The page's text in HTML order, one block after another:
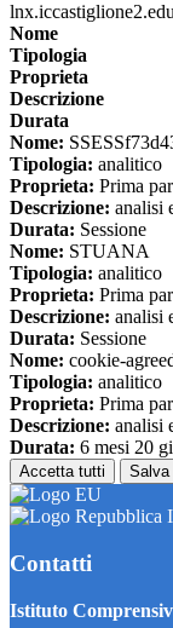
Nome
Tipologia
Proprieta
Descrizione
Durata
Nome:
Tipologia: analitico
Proprieta: Prima
Descrizione: analisi
Durata: Sessione
Nome: STUANA
Tipologia: analitico
Proprieta: Prima
Descrizione: analisi
Durata: Sessione
Nome: cookie-
Tipologia: analitico
Proprieta: Prima
Descrizione: analisi
Durata: 6 mesi 20
Accetta tutti Salva
Contatti
Istituto